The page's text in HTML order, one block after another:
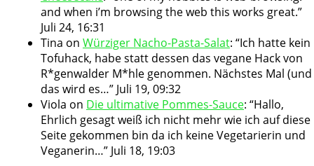
and when i’m browsing the web this works great.”
Juli 24, 16:31
Tina on Würziger Nacho-Pasta-Salat: “Ich hatte kein
Tofuhack, habe statt dessen das vegane Hack von
R*genwalder M*hle genommen. Nächstes Mal (und
das wird es…” Juli 19, 09:32
Viola on Die ultimative Pommes-Sauce: “Hallo,
Ehrlich gesagt weiß ich nicht mehr wie ich auf diese
Seite gekommen bin da ich keine Vegetarierin und
Veganerin…” Juli 18, 19:03